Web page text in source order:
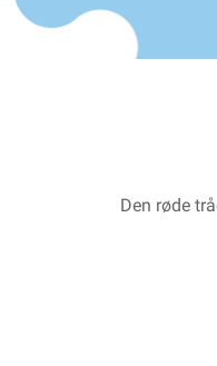
Den røde